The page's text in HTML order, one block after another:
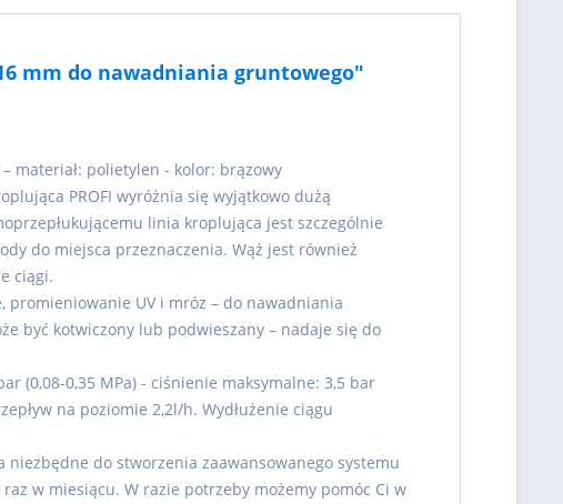
mm do nawadniania gruntowego"
materiał: polietylen - kolor: brązowy
PROFI wyróżnia się wyjątkowo dużą
linia kroplująca jest szczególnie
do miejsca przeznaczenia. Wąż jest również
ciągi.
promieniowanie UV i mróz – do nawadniania
być kotwiczony lub podwieszany – nadaje się do
(0,08-0,35 MPa) - ciśnienie maksymalne: 3,5 bar
na poziomie 2,2l/h. Wydłużenie ciągu
niezbędne do stworzenia zaawansowanego systemu
w miesiącu. W razie potrzeby możemy pomóc Ci w